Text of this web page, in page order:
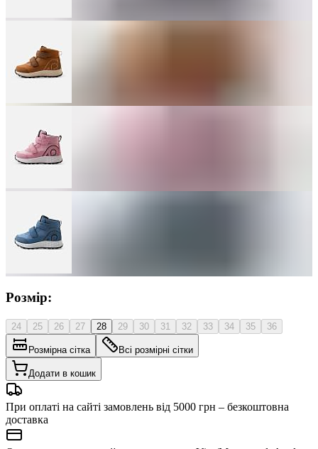
Розмір:
24 25 26 27 28 29 30 31 32 33 34 35 36
Розмірна сітка Всі розмірні сітки
Додати в кошик
При оплаті на сайті замовлень від 5000 грн – безкоштовна
доставка